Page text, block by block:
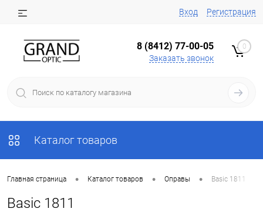
Вход Регистрация
8 (8412) 77-00-05
Заказать звонок
0
Каталог товаров
Главная страница • Каталог товаров • Оправы • Basic 1811
Basic 1811